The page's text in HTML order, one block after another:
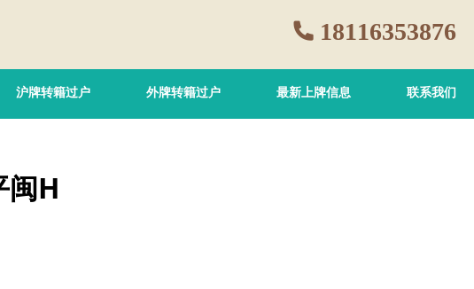
18116353876
沪牌转籍过户 外牌转籍过户 最新上牌信息 联系我们
闽H